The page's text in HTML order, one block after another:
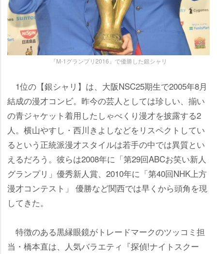
『M-1グランプリ2016』で優勝した銀シャリ
1位の【銀シャリ】は、大阪NSC25期生で2005年8月
結成の漫才コンビ。昨今の芸人としては珍しい、揃い
の青ジャケット着用したしゃべくり漫才を披露する2
人。横山やすし・西川きよしなどをリスペクトしてい
るという正統派漫才スタイルは若手の中では異質とい
えるだろう。彼らは2008年に「第29回ABCお笑い新人
グランプリ」優秀新人賞、2010年に「第40回NHK上方
漫才コンテスト」 優勝など関西では早くから頭角を現
してきた。
特徴のある黒縁眼鏡がトレードマークのツッコミ担
当・橋本直は、人気バラエティ『探偵!ナイトスクー